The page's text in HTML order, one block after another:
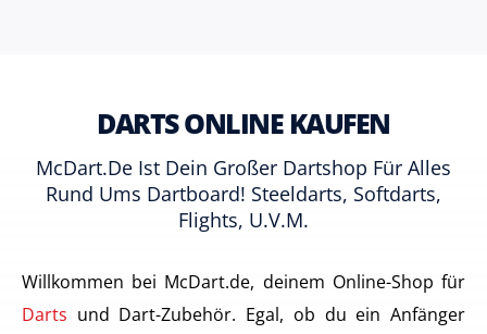
DARTS ONLINE KAUFEN
McDart.de Ist Dein Großer Dartshop Für Alles
Rund Ums Dartboard! Steeldarts, Softdarts,
Flights, U.v.m.
Willkommen bei McDart.de, deinem Online-Shop für
Darts und Dart-Zubehör. Egal, ob du ein Anfänger